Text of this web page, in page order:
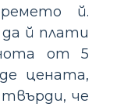
й.
да й плати
от 5
цената,
твърди, че